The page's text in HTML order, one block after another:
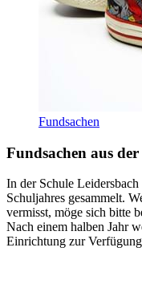
Fundsachen
Fundsachen aus der
In der Schule
Schuljahres gesammelt.
vermisst, möge sich bitte
Nach einem halben Jahr
Einrichtung zur